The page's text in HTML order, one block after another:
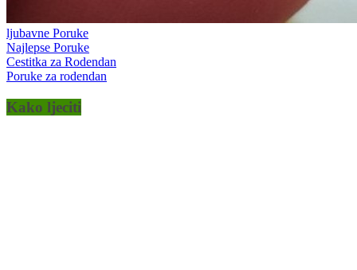
ljubavne Poruke
Najlepse Poruke
Cestitka za Rodendan
Poruke za rodendan
Kako ljeciti